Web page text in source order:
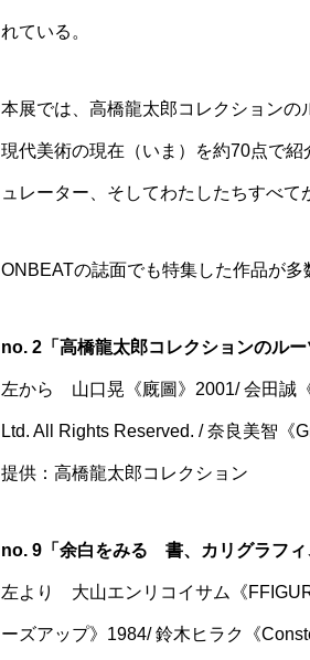
れている。
本展では、高橋龍太郎コレクション
現代美術の現在（いま）を約70点で
ュレーター、そしてわたしたちすべ
ONBEATの誌面でも特集した作品が多
no. 2「高橋龍太郎コレクションのル
左から 山口晃《廐圖》2001/ 会田誠
Ltd. All Rights Reserved. / 奈良美智《
提供：高橋龍太郎コレクション
no. 9「余白をみる 書、カリグラフィ
左より 大山エンリコイサム《
ーズアップ》1984/ 鈴木ヒラク《